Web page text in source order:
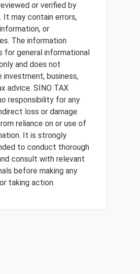
or verified by
It may contain errors,
or
The information
for general informational
and does not
business,
advice. SINO TAX
responsibility for any
loss or damage
reliance on or use of
It is strongly
to conduct thorough
consult with relevant
before making any
taking action.